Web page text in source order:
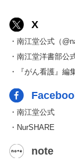
X
・南江堂公式（
・南江堂洋書部公
・『がん看護』編
・南江堂公式
・NurSHARE
note